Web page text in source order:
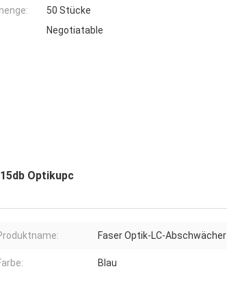
50 Stücke
Negotiatable
Optikupc
Faser Optik-LC-Abschwächer
Blau